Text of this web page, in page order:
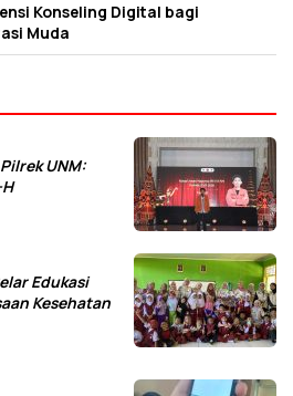
Konseling Digital bagi
Muda
UNM:
Edukasi
Kesehatan